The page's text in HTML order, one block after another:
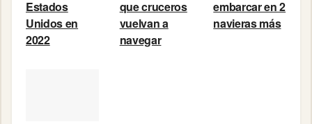
Estados
Unidos en
2022
que cruceros
vuelvan a
navegar
embarcar en 2
navieras más